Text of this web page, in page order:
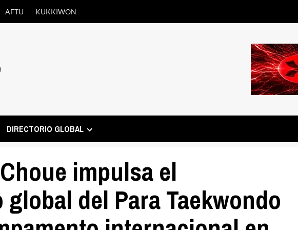
AFTU KUKKIWON
DIRECTORIO GLOBAL
impulsa el
del Para Taekwondo